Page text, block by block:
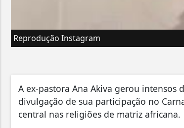
Reprodução Instagram
A ex-pastora Ana Akiva gerou intensos
divulgação de sua participação no
central nas religiões de matriz africana.